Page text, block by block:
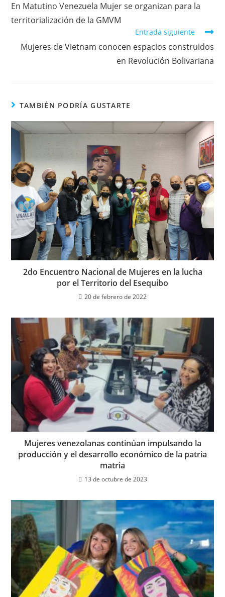
En Matutino Venezuela Mujer se organizan para la
territorialización de la GMVM
Entrada siguiente
Mujeres de Vietnam conocen espacios construidos
en Revolución Bolivariana
TAMBIÉN PODRÍA GUSTARTE
2do Encuentro Nacional de Mujeres en la lucha
por el Territorio del Esequibo
20 de febrero de 2022
Mujeres venezolanas continúan impulsando la
producción y el desarrollo económico de la patria
matria
13 de octubre de 2023